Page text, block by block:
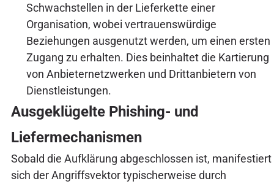
Schwachstellen in der Lieferkette einer
Organisation, wobei vertrauenswürdige
Beziehungen ausgenutzt werden, um einen ersten
Zugang zu erhalten. Dies beinhaltet die Kartierung
von Anbieternetzwerken und Drittanbietern von
Dienstleistungen.
Ausgeklügelte Phishing- und
Liefermechanismen
Sobald die Aufklärung abgeschlossen ist, manifestiert
sich der Angriffsvektor typischerweise durch